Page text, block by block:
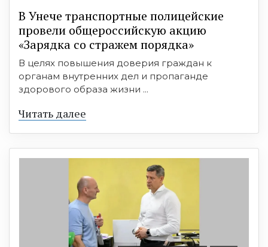
В Унече транспортные полицейские
провели общероссийскую акцию
«Зарядка со стражем порядка»
В целях повышения доверия граждан к
органам внутренних дел и пропаганде
здорового образа жизни ...
Читать далее